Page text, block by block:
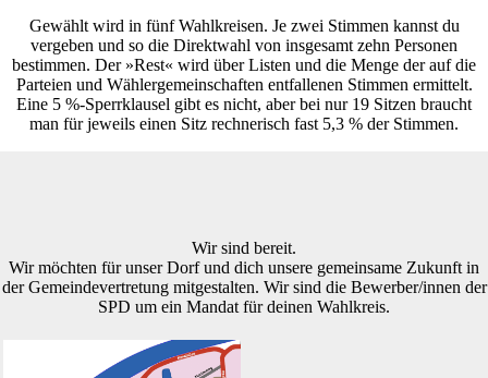
Gewählt wird in fünf Wahlkreisen. Je zwei Stimmen kannst du
vergeben und so die Direktwahl von insgesamt zehn Personen
bestimmen. Der »Rest« wird über Listen und die Menge der auf die
Parteien und Wähler­gemein­schaften entfallenen Stimmen ermittelt.
Eine 5 %-Sperr­klausel gibt es nicht, aber bei nur 19 Sitzen braucht
man für jeweils einen Sitz rechnerisch fast 5,3 % der Stimmen.
Wir sind bereit.
Wir möchten für unser Dorf und dich unsere gemeinsame Zukunft in
der Gemeinde­vertretung mitgestalten. Wir sind die Bewerber/innen der
SPD um ein Mandat für deinen Wahlkreis.